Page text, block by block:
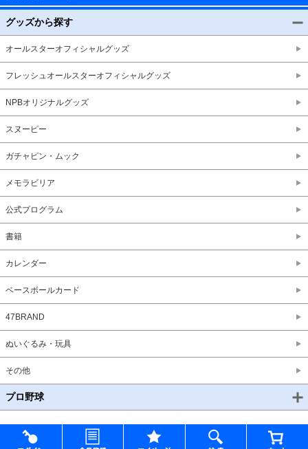
グッズから探す
オールスターオフィシャルグッズ
フレッシュオールスターオフィシャルグッズ
NPBオリジナルグッズ
スヌーピー
ガチャピン・ムック
メモラビリア
公式プログラム
書籍
カレンダー
ベースボールカード
47BRAND
ぬいぐるみ・玩具
その他
プロ野球